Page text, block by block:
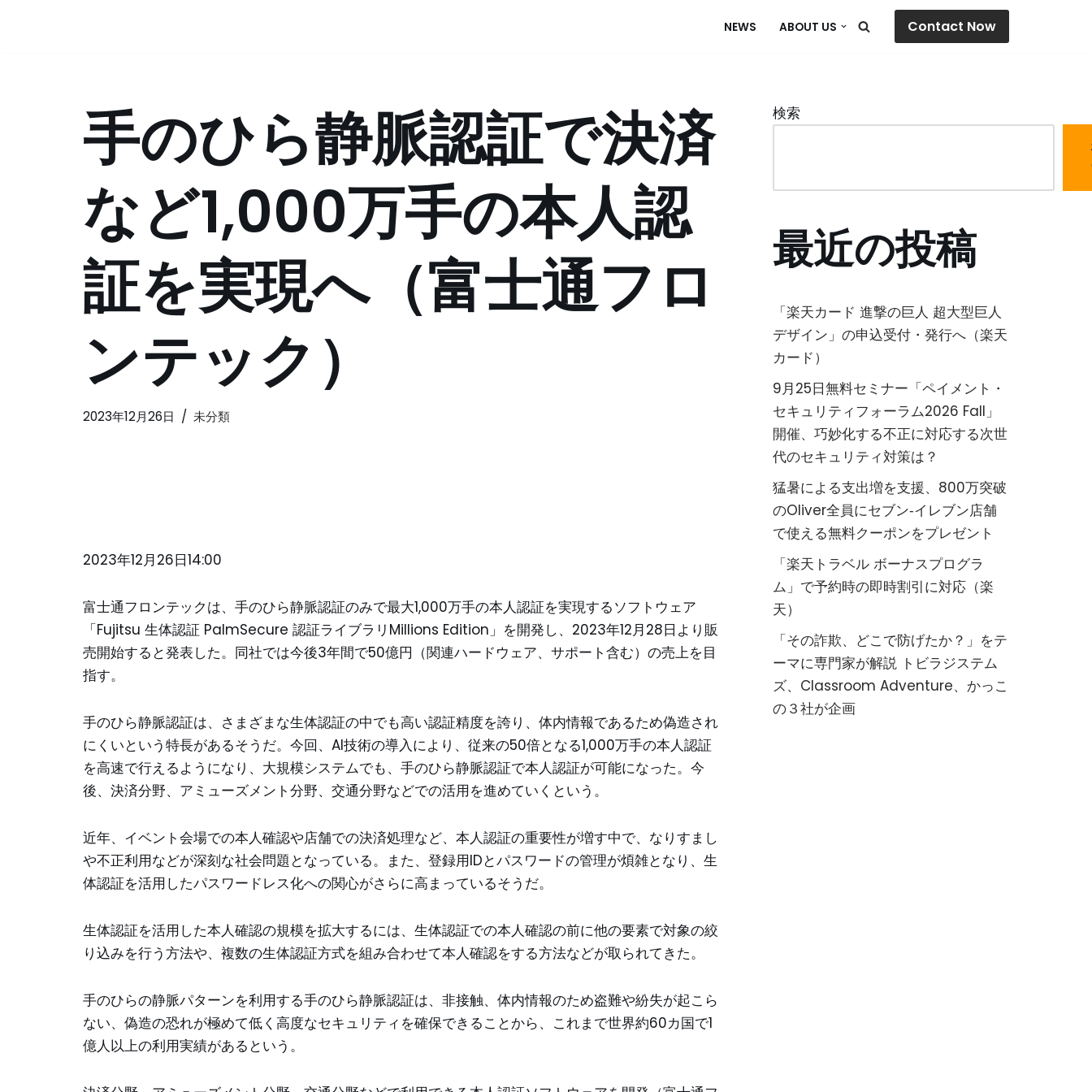
NEWS ABOUT US Contact Now
手のひら静脈認証で決済
など1,000万手の本人認
証を実現へ（富士通フロ
ンテック）
2023年12月26日 未分類
2023年12月26日14:00
富士通フロンテックは、手のひら静脈認証のみで最大1,000万手の本人認証を実現するソフトウェア
「Fujitsu 生体認証 PalmSecure 認証ライブラリMillions Edition」を開発し、2023年12月28日より販
売開始すると発表した。同社では今後3年間で50億円（関連ハードウェア、サポート含む）の売上を目
指す。
手のひら静脈認証は、さまざまな生体認証の中でも高い認証精度を誇り、体内情報であるため偽造され
にくいという特長があるそうだ。今回、AI技術の導入により、従来の50倍となる1,000万手の本人認証
を高速で行えるようになり、大規模システムでも、手のひら静脈認証で本人認証が可能になった。今
後、決済分野、アミューズメント分野、交通分野などでの活用を進めていくという。
近年、イベント会場での本人確認や店舗での決済処理など、本人認証の重要性が増す中で、なりすまし
や不正利用などが深刻な社会問題となっている。また、登録用IDとパスワードの管理が煩雑となり、生
体認証を活用したパスワードレス化への関心がさらに高まっているそうだ。
生体認証を活用した本人確認の規模を拡大するには、生体認証での本人確認の前に他の要素で対象の絞
り込みを行う方法や、複数の生体認証方式を組み合わせて本人確認をする方法などが取られてきた。
手のひらの静脈パターンを利用する手のひら静脈認証は、非接触、体内情報のため盗難や紛失が起こら
ない、偽造の恐れが極めて低く高度なセキュリティを確保できることから、これまで世界約60カ国で1
億人以上の利用実績があるという。
検索
最近の投稿
「楽天カード 進撃の巨人 超大型巨人
デザイン」の申込受付・発行へ（楽天
カード）
9月25日無料セミナー「ペイメント・
セキュリティフォーラム2026 Fall」
開催、巧妙化する不正に対応する次世
代のセキュリティ対策は？
猛暑による支出増を支援、800万突破
のOliver全員にセブン‐イレブン店舗
で使える無料クーポンをプレゼント
「楽天トラベル ボーナスプログラ
ム」で予約時の即時割引に対応（楽
天）
「その詐欺、どこで防げたか？」をテ
ーマに専門家が解説 トビラジステム
ズ、Classroom Adventure、かっこ
の３社が企画